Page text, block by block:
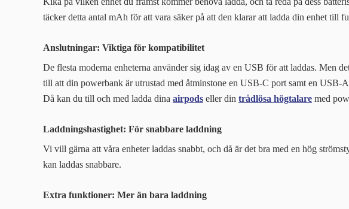
täcker detta antal mAh för att vara säker på att den klarar att ladda din enhet till
Anslutningar: Viktiga för kompatibilitet
De flesta moderna enheterna använder sig idag av en USB för att laddas. Men
till att din powerbank är utrustad med åtminstone en USB-C port samt en USB-
Då kan du till och med ladda dina airpods eller din trådlösa högtalare med
Laddningshastighet: För snabbare laddning
Vi vill gärna att våra enheter laddas snabbt, och då är det bra med en hög
kan laddas snabbare.
Extra funktioner: Mer än bara laddning